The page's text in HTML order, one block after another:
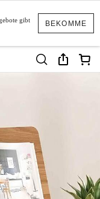
BEKOMME
gibt